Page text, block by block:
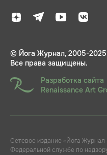
© Йога Журнал, 2005-2025
Все права защищены.
Разработка сайта
Renaissance Art
Сетевое издание «Йога
Федеральной службе по